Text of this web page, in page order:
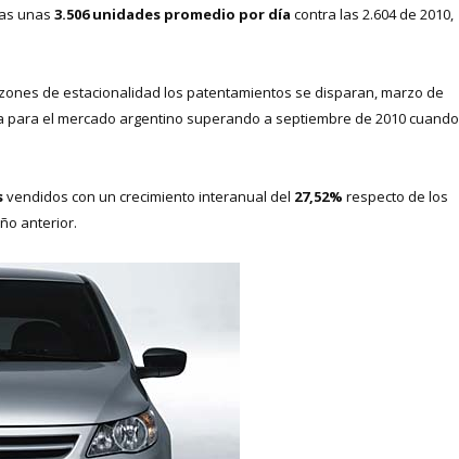
unas 3.506 unidades promedio por día contra las 2.604 de 2010,
de estacionalidad los patentamientos se disparan, marzo de
para el mercado argentino superando a septiembre de 2010 cuando
vendidos con un crecimiento interanual del 27,52% respecto de los
anterior.